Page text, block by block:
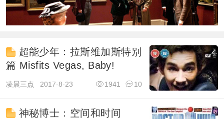
超能少年：拉斯维加斯特别
篇 Misfits Vegas, Baby!
凌晨三点 2017-8-23 10
1941
神秘博士：空间和时间